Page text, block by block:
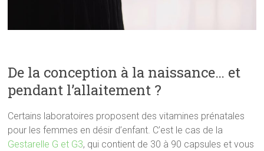
De la conception à la naissance… et
pendant l’allaitement ?
Certains laboratoires proposent des vitamines prénatales
pour les femmes en désir d’enfant. C’est le cas de la
Gestarelle G et G3, qui contient de 30 à 90 capsules et vous